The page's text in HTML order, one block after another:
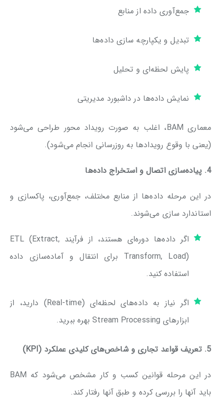
جمع‌آوری داده از منابع
تبدیل و یکپارچه ‌سازی داده‌ها
پایش لحظه‌ای و تحلیل
نمایش داده‌ها در داشبورد مدیریتی
معماری BAM، اغلب به صورت رویداد محور طراحی می‌شود
(یعنی با وقوع رویدادها به ‌روزرسانی انجام می‌شود).
4. پیاده‌سازی اتصال و استخراج داده‌ها
در این مرحله داده‌ها از منابع مختلف، جمع‌آوری، پاکسازی و
استاندارد سازی می‌شوند.
اگر داده‌ها دوره‌ای هستند، از فرآیند ETL (Extract,
Transform, Load) برای انتقال و آماده‌سازی داده
استفاده کنید.
اگر نیاز به داده‌های لحظه‌ای (Real-time) دارید، از
ابزارهای Stream Processing بهره ببرید.
5. تعریف قواعد تجاری و شاخص‌های کلیدی عملکرد (KPI)
در این مرحله قوانین کسب و کار مشخص می‌شود که BAM
باید آنها را بررسی کرده و طبق آنها رفتار کند.